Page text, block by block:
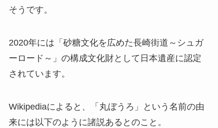
そうです。
2020年には「砂糖文化を広めた長崎街道～シュガ
ーロード～」の構成文化財として日本遺産に認定
されています。
Wikipediaによると、「丸ぼうろ」という名前の由
来には以下のように諸説あるとのこと。